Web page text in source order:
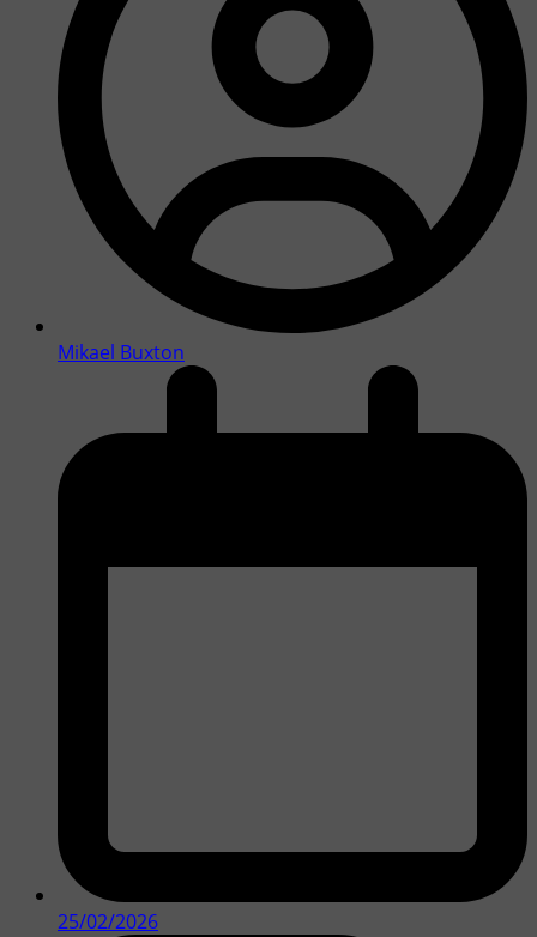
Mikael Buxton
25/02/2026